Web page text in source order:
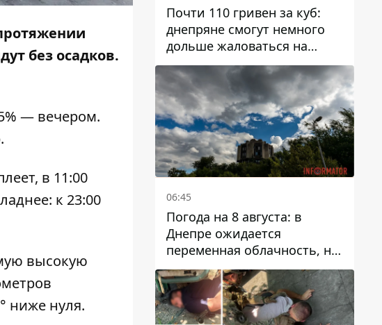
без осадков.
— вечером.
в 11:00
к 23:00
высокую
ниже нуля.
Почти 110 гривен за куб:
днепряне смогут немного
дольше жаловаться на
запланированные тарифы
на воду на 2027 год
06:45
Погода на 8 августа: в
Днепре ожидается
переменная облачность, но
может пойти дождь